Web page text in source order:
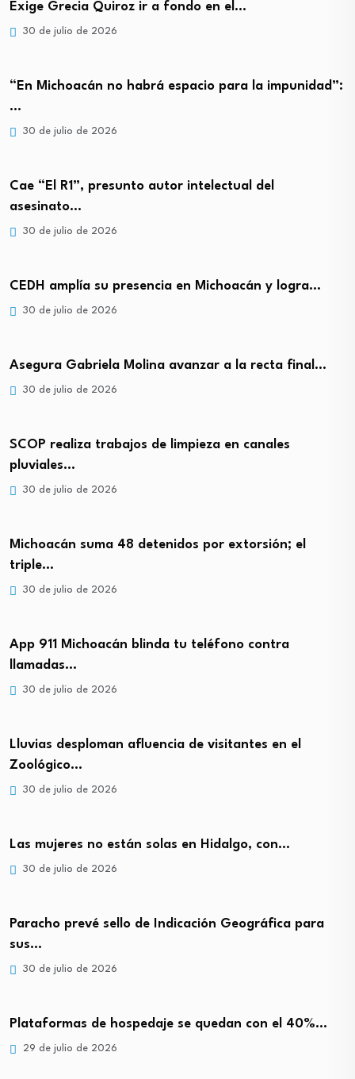
Exige Grecia Quiroz ir a fondo en el…
30 de julio de 2026
“En Michoacán no habrá espacio para la impunidad”:
…
30 de julio de 2026
Cae “El R1”, presunto autor intelectual del
asesinato…
30 de julio de 2026
CEDH amplía su presencia en Michoacán y logra…
30 de julio de 2026
Asegura Gabriela Molina avanzar a la recta final…
30 de julio de 2026
SCOP realiza trabajos de limpieza en canales
pluviales…
30 de julio de 2026
Michoacán suma 48 detenidos por extorsión; el
triple…
30 de julio de 2026
App 911 Michoacán blinda tu teléfono contra
llamadas…
30 de julio de 2026
Lluvias desploman afluencia de visitantes en el
Zoológico…
30 de julio de 2026
Las mujeres no están solas en Hidalgo, con…
30 de julio de 2026
Paracho prevé sello de Indicación Geográfica para
sus…
30 de julio de 2026
Plataformas de hospedaje se quedan con el 40%…
29 de julio de 2026